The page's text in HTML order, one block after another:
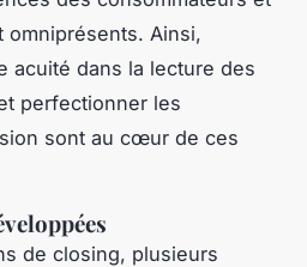
omniprésents. Ainsi,
acuité dans la lecture des
perfectionner les
sont au cœur de ces
de closing, plusieurs